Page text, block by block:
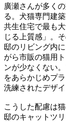
廣瀬さんが多く
る。犬猫専門建
共生住宅で最も
じる上質感」。
邸のリビング内
がら市販の猫用
ンが少なくない
をあらかじめプ
洗練されたデザ
こうした配慮は
邸のキャットツ